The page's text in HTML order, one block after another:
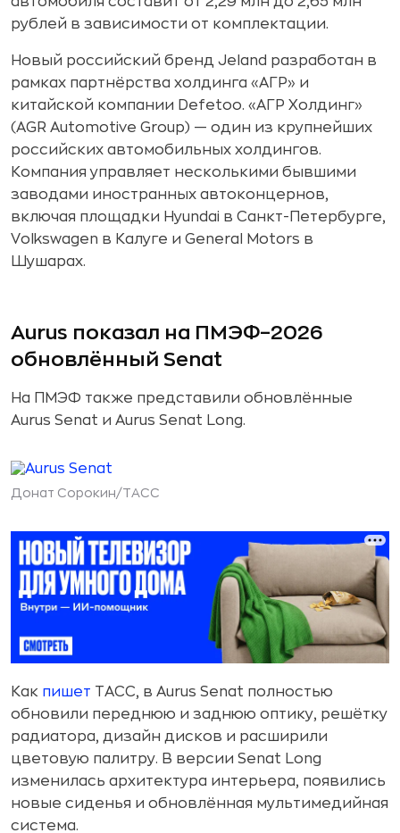
рублей в зависимости от комплектации.
Новый российский бренд Jeland разработан в
рамках партнёрства холдинга «АГР» и
китайской компании Defetoo. «АГР Холдинг»
(AGR Automotive Group) — один из крупнейших
российских автомобильных холдингов.
Компания управляет несколькими бывшими
заводами иностранных автоконцернов,
включая площадки Hyundai в Санкт-Петербурге,
Volkswagen в Калуге и General Motors в
Шушарах.
Aurus показал на ПМЭФ–2026
обновлённый Senat
На ПМЭФ также представили обновлённые
Aurus Senat и Aurus Senat Long.
Донат Сорокин/ТАСС
Как пишет ТАСС, в Aurus Senat полностью
обновили переднюю и заднюю оптику, решётку
радиатора, дизайн дисков и расширили
цветовую палитру. В версии Senat Long
изменилась архитектура интерьера, появились
новые сиденья и обновлённая мультимедийная
система.